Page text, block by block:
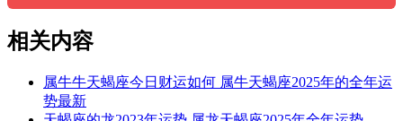
相关内容
属牛牛天蝎座今日财运如何 属牛天蝎座2025年的全年运
势最新